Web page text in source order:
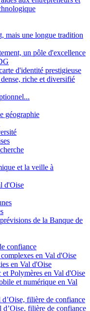
mais une longue tradition
un pôle d'excellence
d'identité prestigieuse
riche et diversifié
géographie
et la veille à
d'Oise
de la Banque de
confiance
en Val d'Oise
en Val d'Oise
Polymères en Val d'Oise
et numérique en Val
filière de confiance
d’Oise, filière de confiance